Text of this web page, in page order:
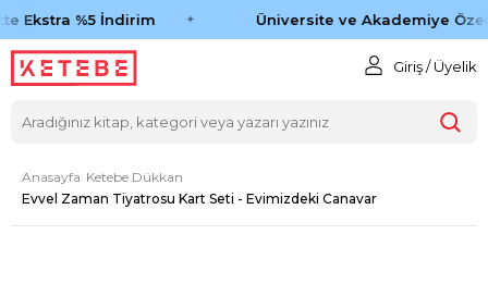
Ekstra %5 İndirim Üniversite ve Akademiye Özel
Giriş / Üyelik
Anasayfa Ketebe Dükkan
Evvel Zaman Tiyatrosu Kart Seti - Evimizdeki Canavar